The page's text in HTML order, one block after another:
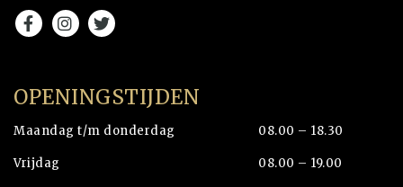
OPENINGSTIJDEN
Maandag t/m donderdag 08.00 – 18.30
Vrijdag 08.00 – 19.00